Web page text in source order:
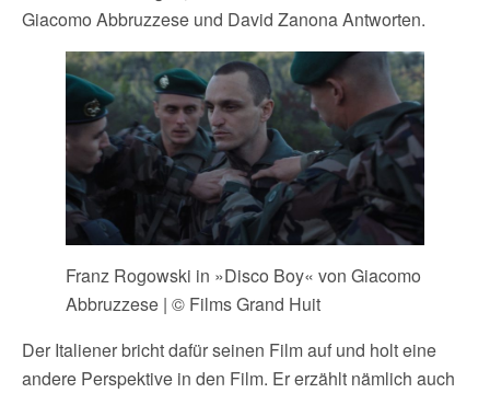
Giacomo Abbruzzese und David Zanona Antworten.
Franz Rogowski in »Disco Boy« von Giacomo
Abbruzzese | © Films Grand Huit
Der Italiener bricht dafür seinen Film auf und holt eine
andere Perspektive in den Film. Er erzählt nämlich auch